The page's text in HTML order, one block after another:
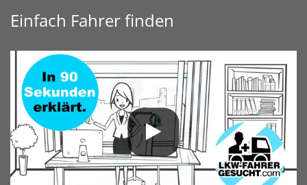
Einfach Fahrer finden